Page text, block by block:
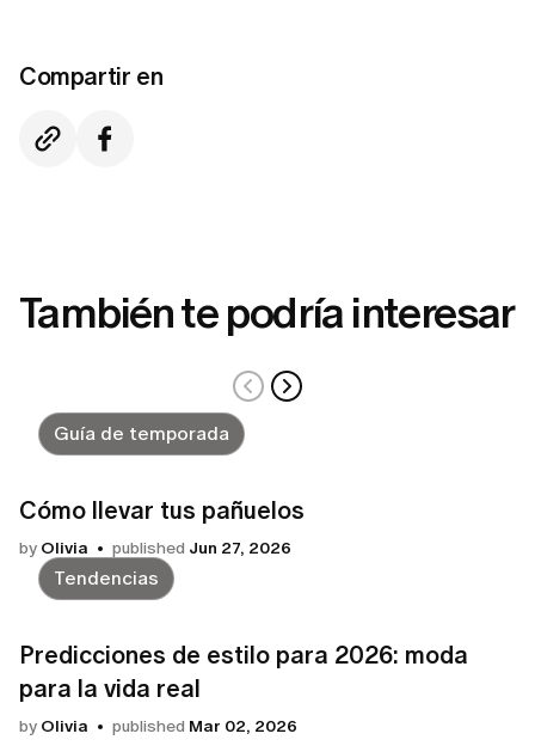
Compartir en
También te podría interesar
Guía de temporada
Cómo llevar tus pañuelos
by Olivia published Jun 27, 2026
Tendencias
Predicciones de estilo para 2026: moda
para la vida real
by Olivia published Mar 02, 2026